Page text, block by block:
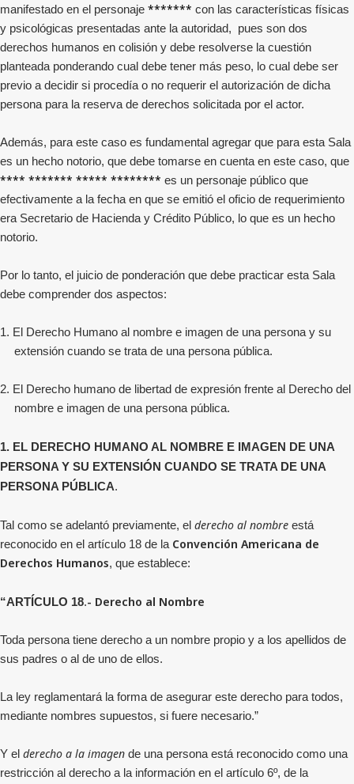
manifestado en el personaje ******* con las características físicas
y psicológicas presentadas ante la autoridad, pues son dos
derechos humanos en colisión y debe resolverse la cuestión
planteada ponderando cual debe tener más peso, lo cual debe ser
previo a decidir si procedía o no requerir el autorización de dicha
persona para la reserva de derechos solicitada por el actor.
Además, para este caso es fundamental agregar que para esta Sala
es un hecho notorio, que debe tomarse en cuenta en este caso, que
**** ******* ***** ******** es un personaje público que
efectivamente a la fecha en que se emitió el oficio de requerimiento
era Secretario de Hacienda y Crédito Público, lo que es un hecho
notorio.
Por lo tanto, el juicio de ponderación que debe practicar esta Sala
debe comprender dos aspectos:
1. El Derecho Humano al nombre e imagen de una persona y su
extensión cuando se trata de una persona pública.
2. El Derecho humano de libertad de expresión frente al Derecho del
nombre e imagen de una persona pública.
1. EL DERECHO HUMANO AL NOMBRE E IMAGEN DE UNA
PERSONA Y SU EXTENSIÓN CUANDO SE TRATA DE UNA
PERSONA PÚBLICA.
Tal como se adelantó previamente, el derecho al nombre está
reconocido en el artículo 18 de la Convención Americana de
Derechos Humanos, que establece:
“ARTÍCULO 18.- Derecho al Nombre
Toda persona tiene derecho a un nombre propio y a los apellidos de
sus padres o al de uno de ellos.
La ley reglamentará la forma de asegurar este derecho para todos,
mediante nombres supuestos, si fuere necesario.”
Y el derecho a la imagen de una persona está reconocido como una
restricción al derecho a la información en el artículo 6º, de la